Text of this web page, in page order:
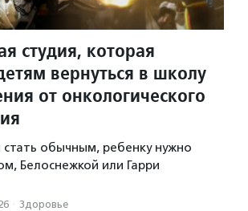
студия, которая
вернуться в школу
от онкологического
обычным, ребенку нужно
Белоснежкой или Гарри
· Здоровье